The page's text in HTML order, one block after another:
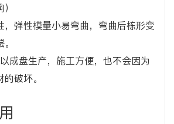
，弹性模量小易弯曲，弯曲后栋形变
成盘生产，施工方便，也不会因为
破坏。